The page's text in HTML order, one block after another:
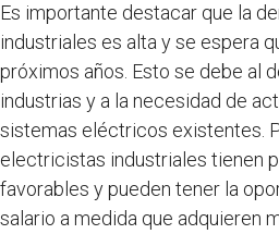
Es importante destacar que la
industriales es alta y se espera
próximos años. Esto se debe al
industrias y a la necesidad de
sistemas eléctricos existentes.
electricistas industriales tienen
favorables y pueden tener la
salario a medida que adquieren